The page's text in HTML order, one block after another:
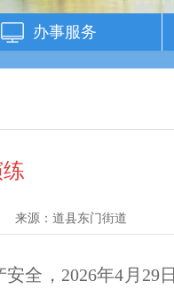
办事服务
来源： 道县东门街道
全， 2026年4月29日